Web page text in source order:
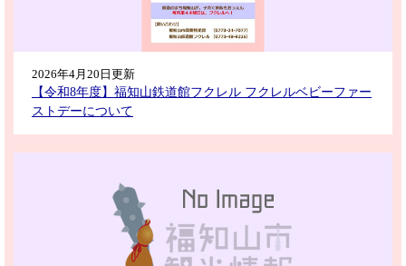
2026年4月20日更新
【令和8年度】福知山鉄道館フクレル フクレルベビーファー
ストデーについて